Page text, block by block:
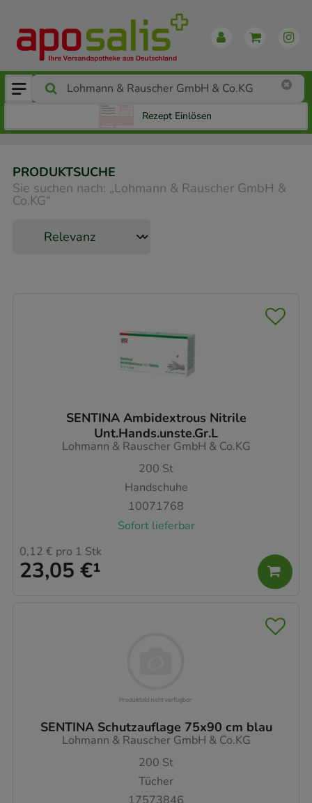
Rezept Einlösen
PRODUKTSUCHE
Sie suchen nach: „Lohmann & Rauscher GmbH &
Co.KG“
SENTINA Ambidextrous Nitrile
Unt.Hands.unste.Gr.L
Lohmann & Rauscher GmbH & Co.KG
200 St
Handschuhe
10071768
Sofort lieferbar
23,05 €¹
0,12 € pro 1 Stk
SENTINA Schutzauflage 75x90 cm blau
Lohmann & Rauscher GmbH & Co.KG
200 St
Tücher